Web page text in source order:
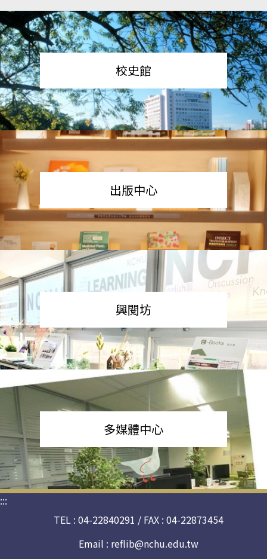
校史館
出版中心
興閱坊
多媒體中心
:::
TEL : 04-22840291 / FAX : 04-22873454
Email : reflib@nchu.edu.tw